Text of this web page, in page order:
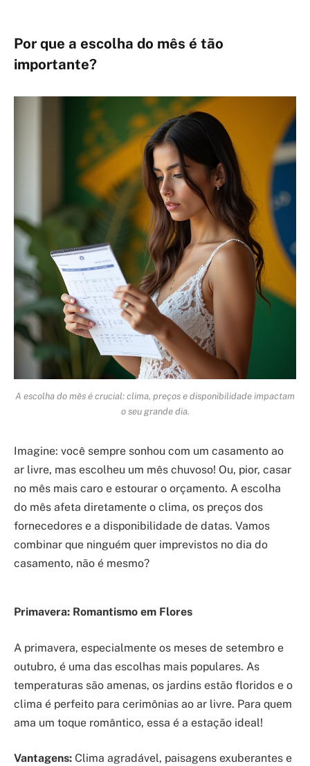
Por que a escolha do mês é tão
importante?
A escolha do mês é crucial: clima, preços e disponibilidade impactam
o seu grande dia.
Imagine: você sempre sonhou com um casamento ao
ar livre, mas escolheu um mês chuvoso! Ou, pior, casar
no mês mais caro e estourar o orçamento. A escolha
do mês afeta diretamente o clima, os preços dos
fornecedores e a disponibilidade de datas. Vamos
combinar que ninguém quer imprevistos no dia do
casamento, não é mesmo?
Primavera: Romantismo em Flores
A primavera, especialmente os meses de setembro e
outubro, é uma das escolhas mais populares. As
temperaturas são amenas, os jardins estão floridos e o
clima é perfeito para cerimônias ao ar livre. Para quem
ama um toque romântico, essa é a estação ideal!
Vantagens: Clima agradável, paisagens exuberantes e